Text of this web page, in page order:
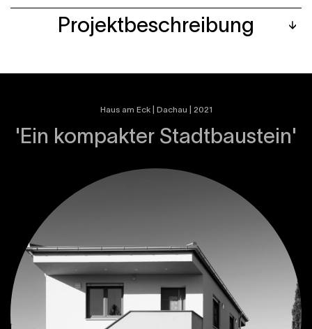
Projektbeschreibung
Haus am Eck | Dachau | 2021
'Ein kompakter Stadtbaustein'